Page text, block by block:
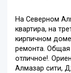
На Северном
квартира, на
кирпичном
ремонта.
отличное!.
Алмазар сити,